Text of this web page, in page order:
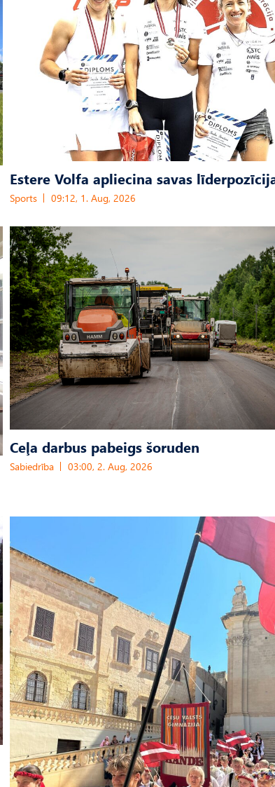
Estere Volfa apliecina savas
Sports 09:12, 1. Aug, 2026
Ceļa darbus pabeigs šoruden
Sabiedrība 03:00, 2. Aug, 2026